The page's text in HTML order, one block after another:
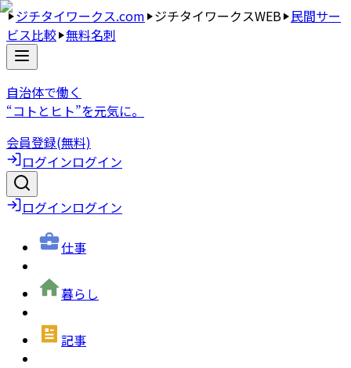
ジチタイワークス.com ジチタイワークスWEB 民間サー
ビス比較 無料名刺
自治体で働く
“コトとヒト”を元気に。
会員登録(無料)
ログインログイン
ログインログイン
仕事
暮らし
記事